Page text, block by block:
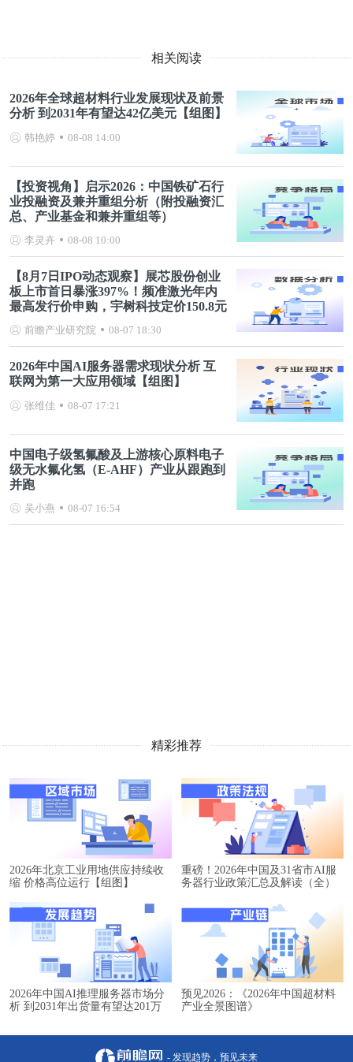
相关阅读
2026年全球超材料行业发展现状及前景
分析 到2031年有望达42亿美元【组图】
韩艳婷 08-08 14:00
【投资视角】启示2026：中国铁矿石行
业投融资及兼并重组分析（附投融资汇
总、产业基金和兼并重组等）
李灵卉 08-08 10:00
【8月7日IPO动态观察】展芯股份创业
板上市首日暴涨397%！频准激光年内
最高发行价申购，宇树科技定价150.8元
前瞻产业研究院 08-07 18:30
2026年中国AI服务器需求现状分析 互
联网为第一大应用领域【组图】
张维佳 08-07 17:21
中国电子级氢氟酸及上游核心原料电子
级无水氟化氢（E-AHF）产业从跟跑到
并跑
吴小燕 08-07 16:54
精彩推荐
2026年北京工业用地供应持续收
缩 价格高位运行【组图】
重磅！2026年中国及31省市AI服
务器行业政策汇总及解读（全）
2026年中国AI推理服务器市场分
析 到2031年出货量有望达201万
预见2026：《2026年中国超材料
产业全景图谱》
- 发现趋势，预见未来